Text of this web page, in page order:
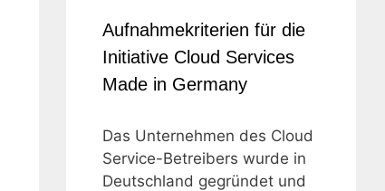
Aufnahmekriterien für die
Initiative Cloud Services
Made in Germany
Das Unternehmen des Cloud
Service-Betreibers wurde in
Deutschland gegründet und